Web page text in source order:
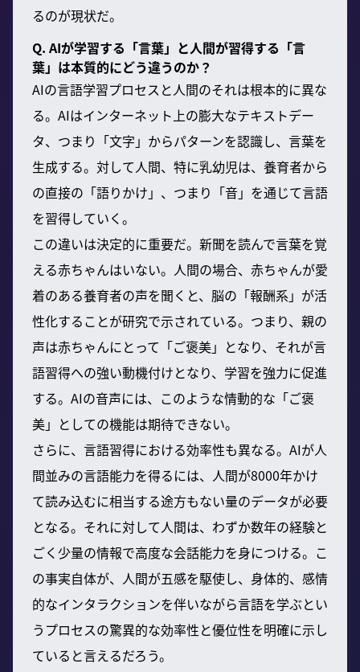
るのが現状だ。
Q. AIが学習する「言葉」と人間が習得する「言
葉」は本質的にどう違うのか？
AIの言語学習プロセスと人間のそれは根本的に異な
る。AIはインターネット上の膨大なテキストデー
タ、つまり「文字」からパターンを認識し、言葉を
生成する。対して人間、特に乳幼児は、養育者から
の直接の「語りかけ」、つまり「音」を通じて言語
を習得していく。
この違いは決定的に重要だ。新聞を読んで言葉を覚
える赤ちゃんはいない。人間の場合、赤ちゃんが愛
着のある養育者の声を聞くと、脳の「報酬系」が活
性化することが研究で示されている。つまり、親の
声は赤ちゃんにとって「ご褒美」となり、それが言
語習得への強い動機付けとなり、学習を強力に促進
する。AIの音声には、このような情動的な「ご褒
美」としての機能は期待できない。
さらに、言語習得における効率性も異なる。AIが人
間並みの言語能力を得るには、人間が8000年かけ
て読み込むに相当する途方もない量のデータが必要
となる。それに対して人間は、わずか数年の経験と
ごく少量の情報で高度な会話能力を身につける。こ
の事実自体が、人間が五感を駆使し、身体的、感情
的なインタラクションを伴いながら言語を学ぶとい
うプロセスの驚異的な効率性と優位性を明確に示し
ていると言えるだろう。